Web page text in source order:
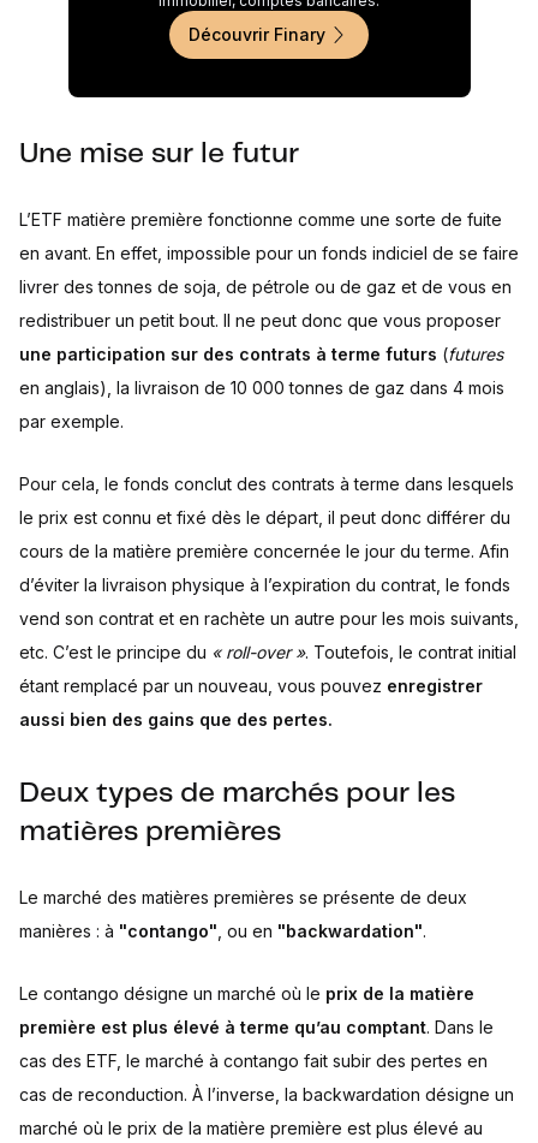
Découvrir Finary
Une mise sur le futur
L’ETF matière première fonctionne comme une sorte de fuite
en avant. En effet, impossible pour un fonds indiciel de se faire
livrer des tonnes de soja, de pétrole ou de gaz et de vous en
redistribuer un petit bout. Il ne peut donc que vous proposer
une participation sur des contrats à terme futurs (futures
en anglais), la livraison de 10 000 tonnes de gaz dans 4 mois
par exemple.
Pour cela, le fonds conclut des contrats à terme dans lesquels
le prix est connu et fixé dès le départ, il peut donc différer du
cours de la matière première concernée le jour du terme. Afin
d’éviter la livraison physique à l’expiration du contrat, le fonds
vend son contrat et en rachète un autre pour les mois suivants,
etc. C’est le principe du « roll-over ». Toutefois, le contrat initial
étant remplacé par un nouveau, vous pouvez enregistrer
aussi bien des gains que des pertes.
Deux types de marchés pour les
matières premières
Le marché des matières premières se présente de deux
manières : à "contango" , ou en "backwardation".
Le contango désigne un marché où le prix de la matière
première est plus élevé à terme qu’au comptant. Dans le
cas des ETF, le marché à contango fait subir des pertes en
cas de reconduction. À l’inverse, la backwardation désigne un
marché où le prix de la matière première est plus élevé au